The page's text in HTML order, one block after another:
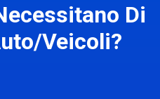
Di
Veicoli?